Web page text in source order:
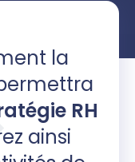
la
RH
ainsi